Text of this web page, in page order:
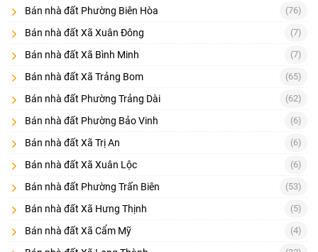
ích gần (trường/chợ/bệnh viện), giấy tờ đầy đủ.
Mua để đầu tư: Ưu tiên vị trí có thanh khoản, dễ cho thuê hoặc dễ
Mua để kinh doanh: Ưu tiên nhà mặt tiền
, lộ giới tốt, lưu lượng xe
cao, mặt bằng dễ khai thác.
hình→ khoanh tầm giá → so sánh 5–10 tin có thông tin rõ ràng
nhất (ảnh thật, sổ/diện tích, đường trước nhà/đất).
Tùy nhu cầu, bạn có thể xem theo các nhóm dưới đây (mỗi nhóm
nên có landing con để SEO mạnh):
vuông vức, đường rộng, khu dân cư.
Bán nhà đất Phường Biên Hòa (76)
Bán nhà đất Xã Xuân Đông (7)
Bán nhà đất Xã Bình Minh (7)
Bán nhà đất Xã Trảng Bom (65)
Bán nhà đất Phường Trảng Dài (62)
Bán nhà đất Phường Bảo Vinh (6)
Bán nhà đất Xã Trị An (6)
Bán nhà đất Xã Xuân Lộc (6)
Bán nhà đất Phường Trấn Biên (53)
Bán nhà đất Xã Hưng Thịnh (5)
Bán nhà đất Xã Cẩm Mỹ (4)